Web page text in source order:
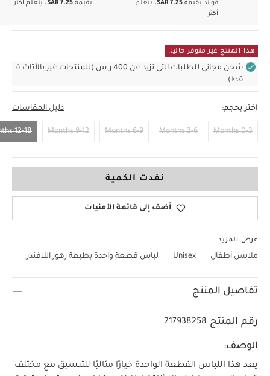
فوائد بقيمة SAR 7.25.
يتعلم
أكثر
بقيمةSAR 7.25. يتعلم أكثر
هذا المنتج غير متوفر حاليا.
شحن مجاني للطلبات التي تزيد عن 400 ر.س (للمنتجات غير بالأثاث ف
قط)
اختر بحجم: دليل المقاسات
0-3 Months
3-6 Months
6-9 Months
9-12 Months
12-18 Months
نفدت الكمية
أضف إلى قائمة الأمنيات
عرض المزيد
ملابس أطفال Unisex لباس قطعة واحدة بطبعة زهور اللافندر
تفاصيل المنتج
رقم المنتج 217938258
الوصف:
يعد هذا اللباس القطعة الواحدة خيارًا مثاليًا للتنسيق مع مختلف